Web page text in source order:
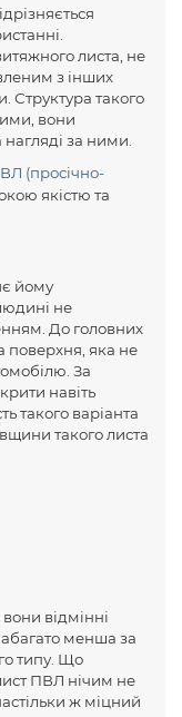
листа, не
з інших
Структура такого
вони
нагляді за ними.
(просічно-
якістю та
йому
не
До головних
поверхня, яка не
За
навіть
такого варіанта
такого листа
відмінні
менша за
типу. Що
лист ПВЛ нічим не
ж міцний